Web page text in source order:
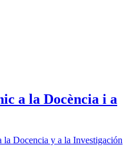
a la Docència i a
Docencia y a la Investigación